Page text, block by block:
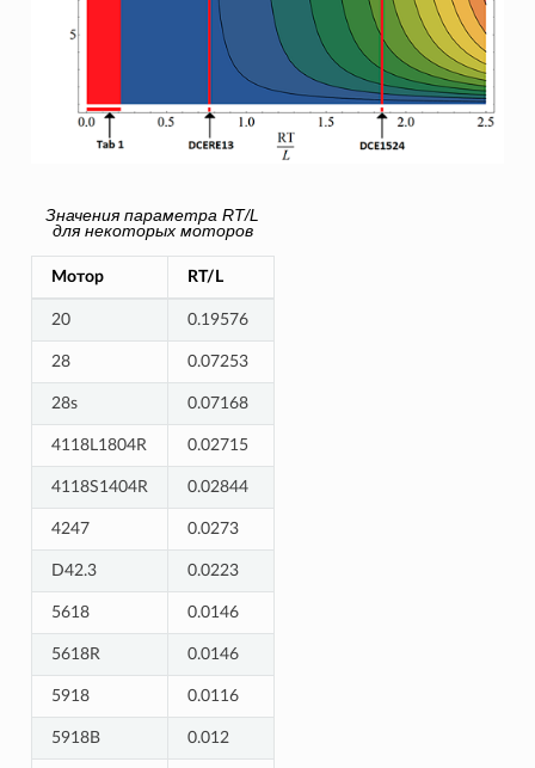
Значения параметра RT/L
для некоторых моторов
Мотор RT/L
20 0.19576
28 0.07253
28s 0.07168
4118L1804R 0.02715
4118S1404R 0.02844
4247 0.0273
D42.3 0.0223
5618 0.0146
5618R 0.0146
5918 0.0116
5918B 0.012